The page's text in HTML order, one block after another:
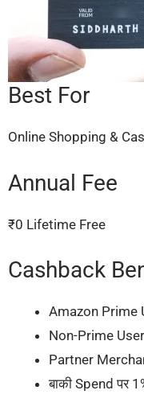
Best For
Online Shopping &
Annual Fee
₹0 Lifetime Free
Cashback
Amazon Prime
Non-Prime
Partner
बाकी Spend पर